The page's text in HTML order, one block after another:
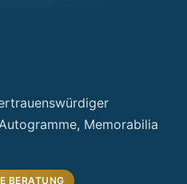
Memorabilia
BERATUNG